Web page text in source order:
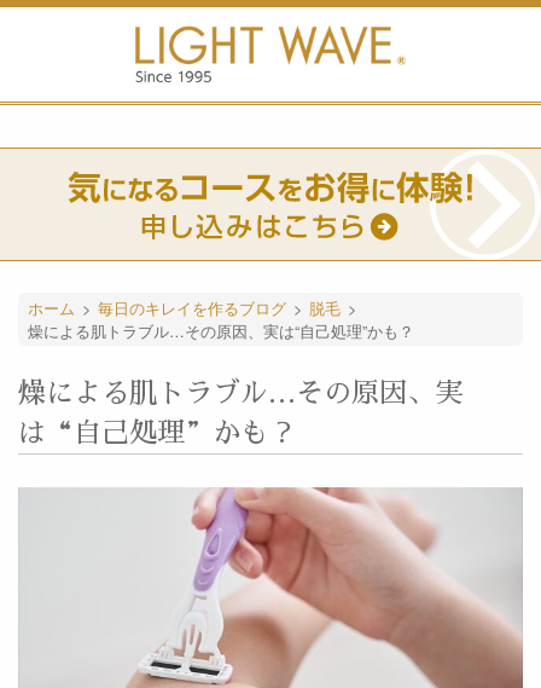
ホーム > 毎日のキレイを作るブログ > 脱毛 >
燥による肌トラブル…その原因、実は“自己処理”かも？
燥による肌トラブル…その原因、実
は“自己処理”かも？